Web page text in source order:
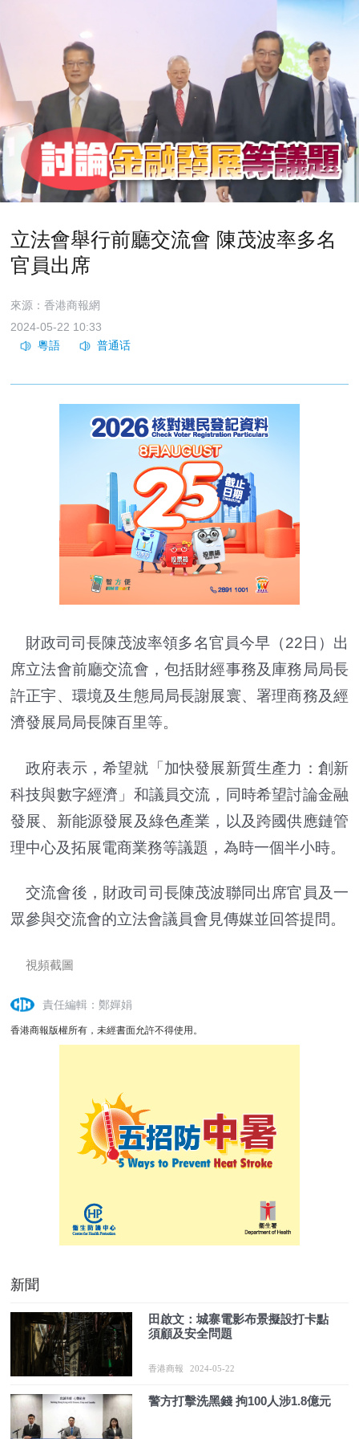
立法會舉行前廳交流會 陳茂波率多名
官員出席
來源：香港商報網
2024-05-22 10:33
財政司司長陳茂波率領多名官員今早（22日）出
席立法會前廳交流會，包括財經事務及庫務局局長
許正宇、環境及生態局局長謝展寰、署理商務及經
濟發展局局長陳百里等。
政府表示，希望就「加快發展新質生產力：創新
科技與數字經濟」和議員交流，同時希望討論金融
發展、新能源發展及綠色產業，以及跨國供應鏈管
理中心及拓展電商業務等議題，為時一個半小時。
交流會後，財政司司長陳茂波聯同出席官員及一
眾參與交流會的立法會議員會見傳媒並回答提問。
視頻截圖
責任編輯：鄭嬋娟
香港商報版權所有，未經書面允許不得使用。
新聞
田啟文：城寨電影布景擬設打卡點
須顧及安全問題
香港商報 2024-05-22
警方打擊洗黑錢 拘100人涉1.8億元